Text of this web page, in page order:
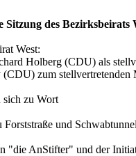
des
West:
Holberg (CDU) als
zum stellvertretenden
sich zu Wort
und Schwabtunnel
"die AnStifter" und der